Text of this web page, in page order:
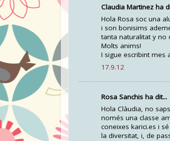
Claudia Martinez ha
Hola Rosa soc una
i son bonisims
tanta naturalitat y no
Molts anims!
I sigue escribint mes
17.9.12
Rosa Sanchis ha dit...
Hola Clàudia, no
només una classe
coneixes karici.es i
la diversitat, i, de